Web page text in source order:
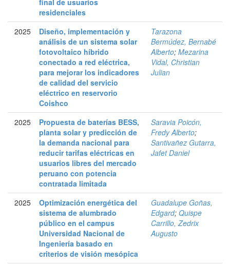
residenciales
2025
Diseño, implementación y
análisis de un sistema solar
fotovoltaico híbrido
conectado a red eléctrica,
para mejorar los indicadores
de calidad del servicio
eléctrico en reservorio
Coishco
Tarazona
Bermúdez, Bernabé
Alberto; Mezarina
Vidal, Christian
Julian
2025
Propuesta de baterías BESS,
planta solar y predicción de
la demanda nacional para
reducir tarifas eléctricas en
usuarios libres del mercado
peruano con potencia
contratada limitada
Saravia Poicón,
Fredy Alberto;
Santivañez Gutarra,
Jafet Daniel
2025
Optimización energética del
sistema de alumbrado
público en el campus
Universidad Nacional de
Ingeniería basado en
criterios de visión mesópica
Guadalupe Goñas,
Edgard; Quispe
Carrillo, Zedrix
Augusto